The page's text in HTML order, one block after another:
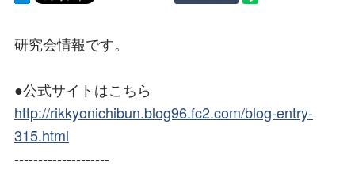
研究会情報です。
●公式サイトはこちら
http://rikkyonichibun.blog96.fc2.com/blog-entry-
315.html
--------------------